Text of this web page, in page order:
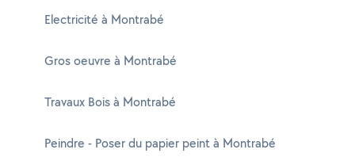
Electricité à Montrabé
Gros oeuvre à Montrabé
Travaux Bois à Montrabé
Peindre - Poser du papier peint à Montrabé